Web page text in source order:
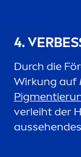
4.
Durch die
Wirkung auf
Pigmen
verleiht der